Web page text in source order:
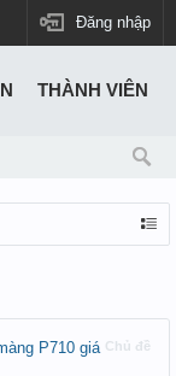
Đăng nhập
Chủ đề
P710 giá
THÀNH VIÊN